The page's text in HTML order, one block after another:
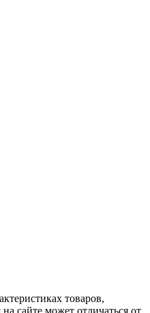
товаров,